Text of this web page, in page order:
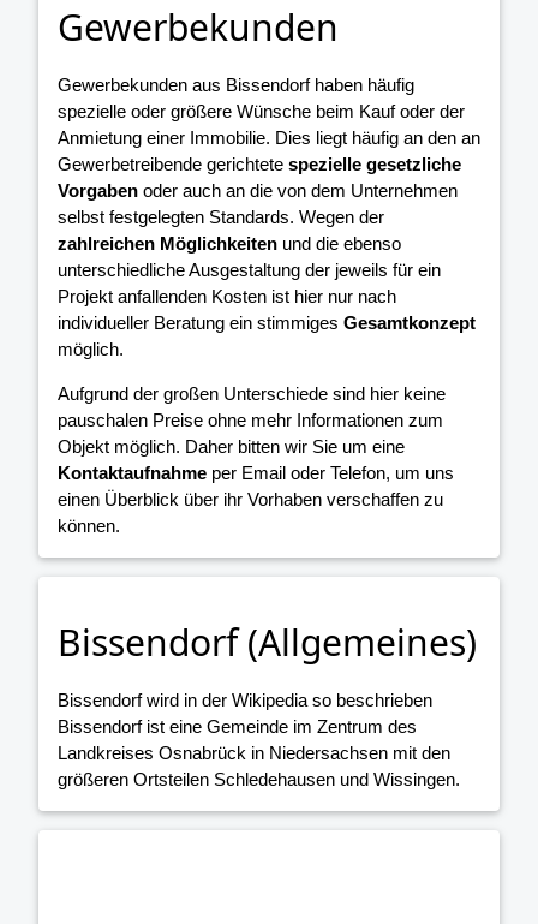
Gewerbekunden
Gewerbekunden aus Bissendorf haben häufig
spezielle oder größere Wünsche beim Kauf oder der
Anmietung einer Immobilie. Dies liegt häufig an den an
Gewerbetreibende gerichtete spezielle gesetzliche
Vorgaben oder auch an die von dem Unternehmen
selbst festgelegten Standards. Wegen der
zahlreichen Möglichkeiten und die ebenso
unterschiedliche Ausgestaltung der jeweils für ein
Projekt anfallenden Kosten ist hier nur nach
individueller Beratung ein stimmiges Gesamtkonzept
möglich.
Aufgrund der großen Unterschiede sind hier keine
pauschalen Preise ohne mehr Informationen zum
Objekt möglich. Daher bitten wir Sie um eine
Kontaktaufnahme per Email oder Telefon, um uns
einen Überblick über ihr Vorhaben verschaffen zu
können.
Bissendorf (Allgemeines)
Bissendorf wird in der Wikipedia so beschrieben
Bissendorf ist eine Gemeinde im Zentrum des
Landkreises Osnabrück in Niedersachsen mit den
größeren Ortsteilen Schledehausen und Wissingen.